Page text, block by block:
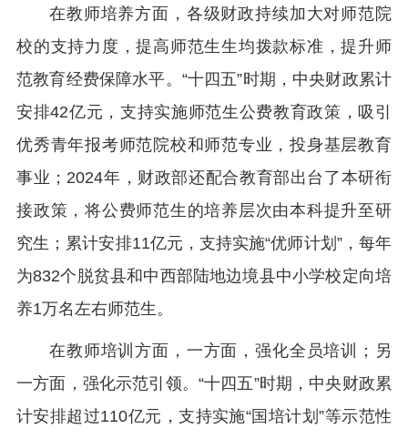
在教师培养方面，各级财政持续加大对师范院
校的支持力度，提高师范生生均拨款标准，提升师
范教育经费保障水平。“十四五”时期，中央财政累计
安排42亿元，支持实施师范生公费教育政策，吸引
优秀青年报考师范院校和师范专业，投身基层教育
事业；2024年，财政部还配合教育部出台了本研衔
接政策，将公费师范生的培养层次由本科提升至研
究生；累计安排11亿元，支持实施“优师计划”，每年
为832个脱贫县和中西部陆地边境县中小学校定向培
养1万名左右师范生。
在教师培训方面，一方面，强化全员培训；另
一方面，强化示范引领。“十四五”时期，中央财政累
计安排超过110亿元，支持实施“国培计划”等示范性